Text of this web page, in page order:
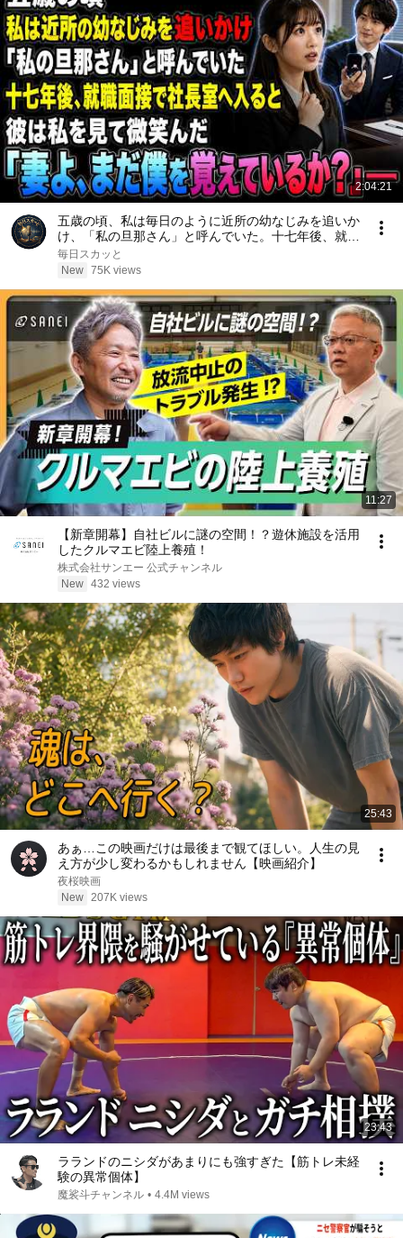
2:04:21
五歳の頃、私は毎日のように近所の幼なじみを追いか
け、「私の旦那さん」と呼んでいた。十七年後、就職
面接で社長室へ入ると、彼は私を見て微笑んだ。「妻
よ、まだ僕を覚えているか？」――
毎日スカッと
New 75K views
11:27
【新章開幕】自社ビルに謎の空間！？遊休施設を活用
したクルマエビ陸上養殖！
株式会社サンエー 公式チャンネル
New 432 views
25:43
あぁ…この映画だけは最後まで観てほしい。人生の見
え方が少し変わるかもしれません【映画紹介】
夜桜映画
New 207K views
23:43
ラランドのニシダがあまりにも強すぎた【筋トレ未経
験の異常個体】
魔裟斗チャンネル • 4.4M views